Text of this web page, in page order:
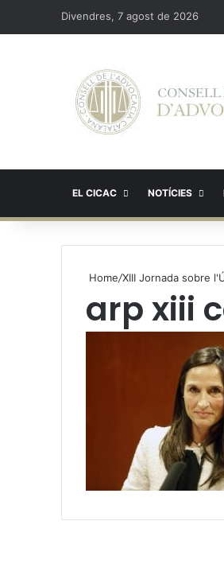
Divendres, 7 agost de 2026
EL CICAC NOTÍCIES
Home/XIII Jornada sobre
arp xiii